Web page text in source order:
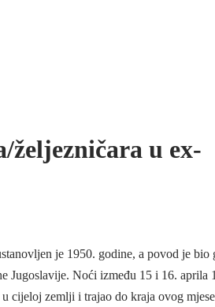
željezničara u ex-
je 1950. godine, a povod je bio
Jugoslavije. Noći između 15 i 16. aprila
cijeloj zemlji i trajao do kraja ovog